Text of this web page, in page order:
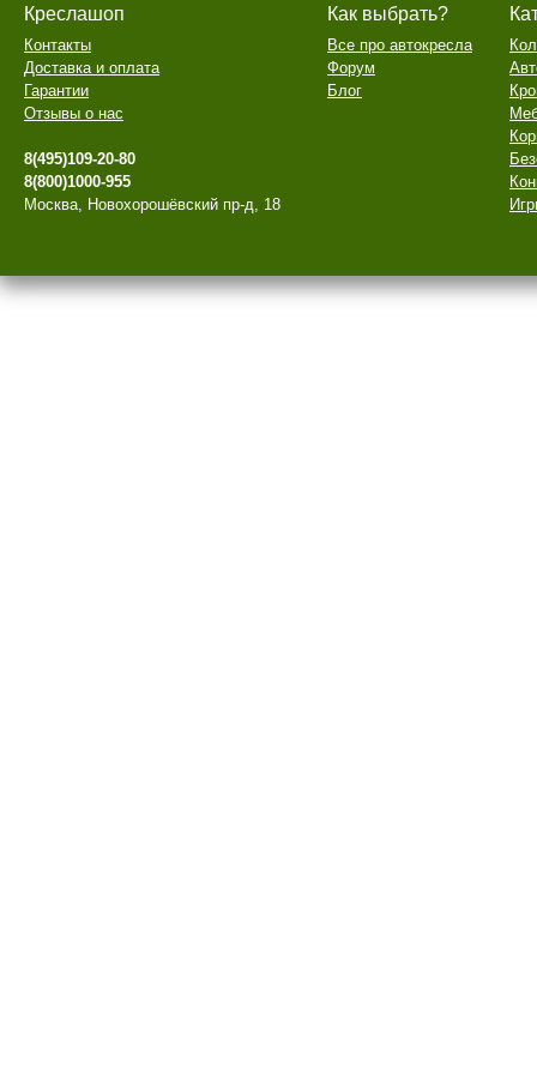
Креслашоп
Контакты
Доставка и оплата
Гарантии
Отзывы о нас
8(495)109-20-80
8(800)1000-955
Москва, Новохорошёвский пр-д, 18
Как выбрать?
Все про автокресла
Форум
Блог